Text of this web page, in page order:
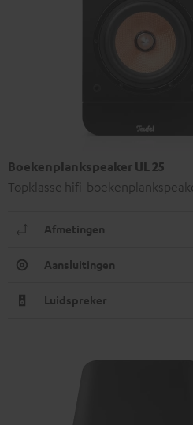
Boekenplankspeaker UL 25
Topklasse hifi-
Afmetingen
Aansluitingen
Luidspreker